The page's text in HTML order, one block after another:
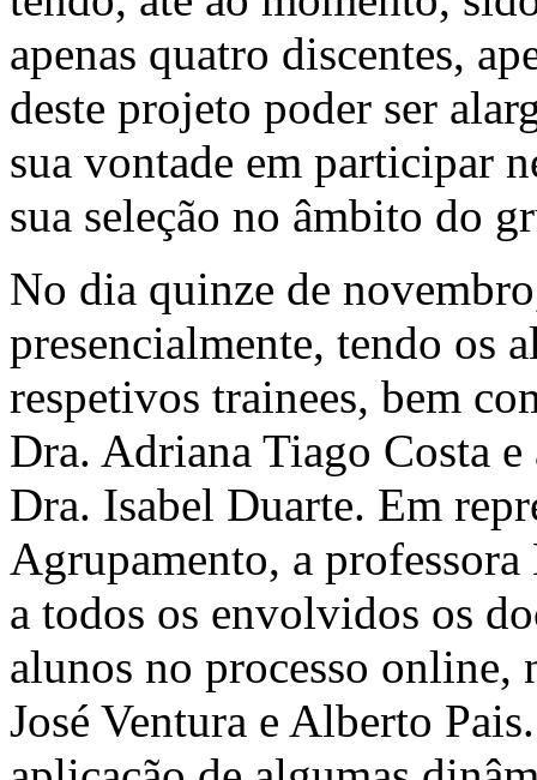
apenas quatro discentes,
deste projeto poder ser
sua vontade em participar
sua seleção no âmbito do
No dia quinze de
presencialmente, tendo os
respetivos trainees, bem
Dra. Adriana Tiago Costa
Dra. Isabel Duarte. Em
Agrupamento, a professora
a todos os envolvidos os
alunos no processo online,
José Ventura e Alberto